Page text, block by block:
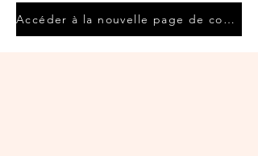
Accéder à la nouvelle page de commande